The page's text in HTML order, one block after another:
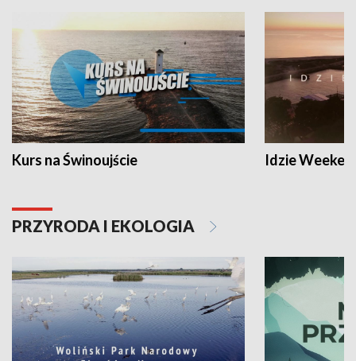
Kurs na Świnoujście Idzie
PRZYRODA I EKOLOGIA